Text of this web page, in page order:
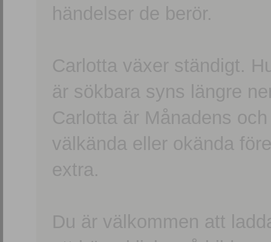
händelser de berör.
Carlotta växer ständigt.
är sökbara syns längre
Carlotta är Månadens
välkända eller okända
extra.
Du är välkommen att